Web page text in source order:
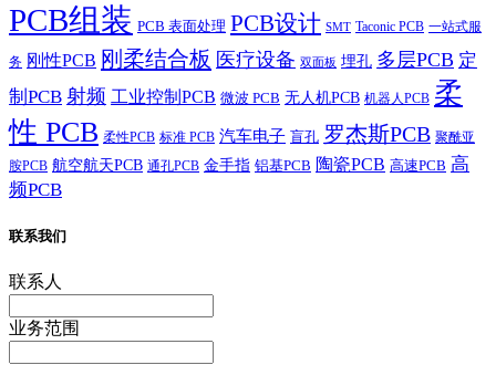
PCB组装 PCB 表面处理 PCB设计 SMT Taconic PCB 一站式服
务 刚性PCB 刚柔结合板 医疗设备 双面板 埋孔 多层PCB 定
制PCB 射频 工业控制PCB 微波 PCB 无人机PCB 机器人PCB 柔
性 PCB 柔性PCB 标准 PCB 汽车电子 盲孔 罗杰斯PCB 聚酰亚
胺PCB 航空航天PCB 通孔PCB 金手指 铝基PCB 陶瓷PCB 高速PCB 高
频PCB
联系我们
联系人
业务范围